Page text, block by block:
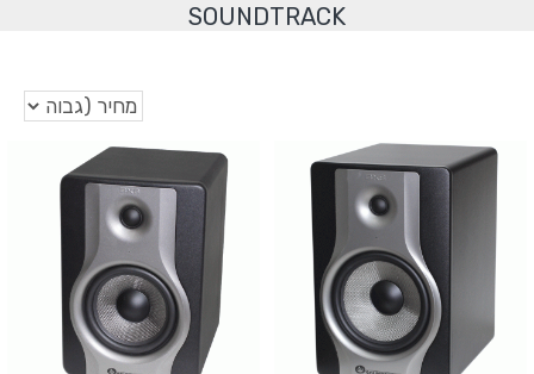
SOUNDTRACK